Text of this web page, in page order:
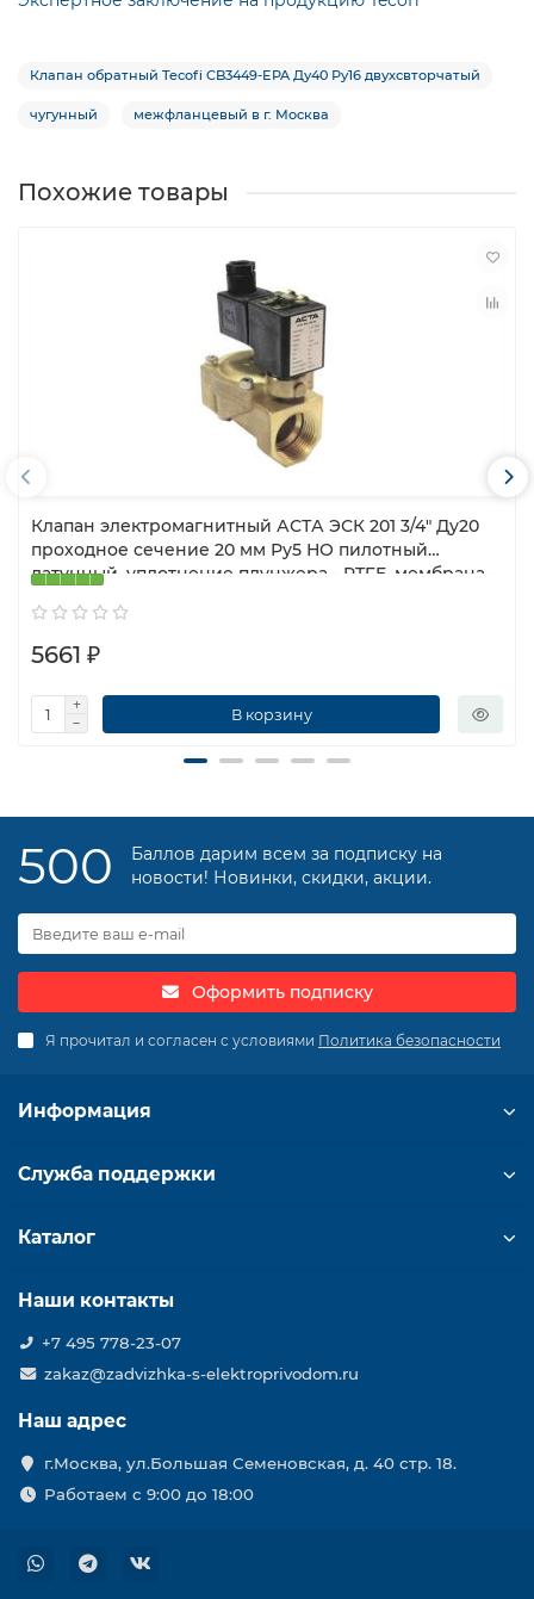
Клапан обратный Tecofi CB3449-EPA Ду40 Ру16 двухсвторчатый
чугунный межфланцевый в г. Москва
Похожие товары
Клапан электромагнитный АСТА ЭСК 201 3/4″ Ду20
проходное сечение 20 мм Ру5 НО пилотный
латунный, уплотнение плунжера - PTFE, мембрана -
5661 ₽
В корзину
500
Баллов дарим всем за подписку на
новости! Новинки, скидки, акции.
Оформить подписку
Я прочитал и согласен с условиями Политика безопасности
Информация
Служба поддержки
Каталог
Наши контакты
+7 495 778-23-07
zakaz@zadvizhka-s-elektroprivodom.ru
Наш адрес
г.Москва, ул.Большая Семеновская, д. 40 стр. 18.
Работаем с 9:00 до 18:00